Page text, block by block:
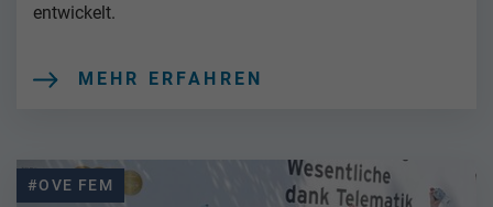
entwickelt.
MEHR ERFAHREN
#OVE FEM